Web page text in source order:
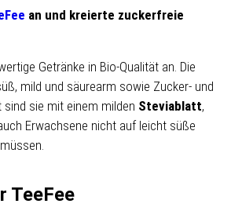
an und kreierte zuckerfreie
Getränke in Bio-Qualität an. Die
mild und säurearm sowie Zucker- und
sind sie mit einem milden Steviablatt,
Erwachsene nicht auf leicht süße
TeeFee